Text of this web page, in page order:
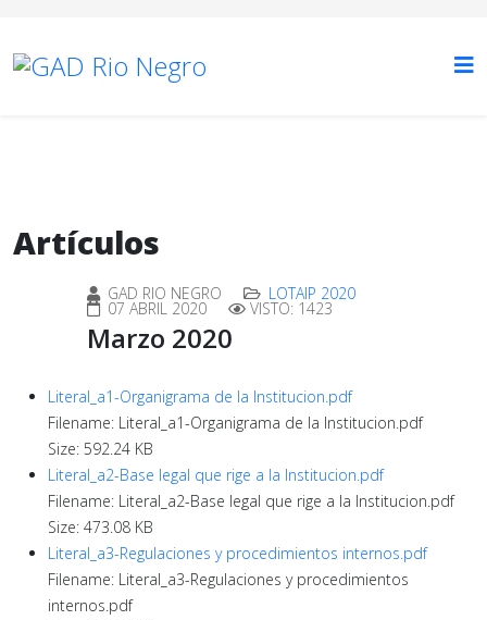
Artículos
GAD RIO NEGRO LOTAIP 2020
07 ABRIL 2020 VISTO: 1423
Marzo 2020
Literal_a1-Organigrama de la Institucion.pdf
Filename: Literal_a1-Organigrama de la Institucion.pdf
Size: 592.24 KB
Literal_a2-Base legal que rige a la Institucion.pdf
Filename: Literal_a2-Base legal que rige a la Institucion.pdf
Size: 473.08 KB
Literal_a3-Regulaciones y procedimientos internos.pdf
Filename: Literal_a3-Regulaciones y procedimientos
internos.pdf